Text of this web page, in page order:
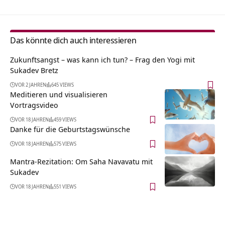
Das könnte dich auch interessieren
Zukunftsangst – was kann ich tun? – Frag den Yogi mit
Sukadev Bretz
VOR 2 JAHREN 645 VIEWS
Meditieren und visualisieren
Vortragsvideo
VOR 18 JAHREN 459 VIEWS
Danke für die Geburtstagswünsche
VOR 18 JAHREN 575 VIEWS
Mantra-Rezitation: Om Saha Navavatu mit
Sukadev
VOR 18 JAHREN 551 VIEWS